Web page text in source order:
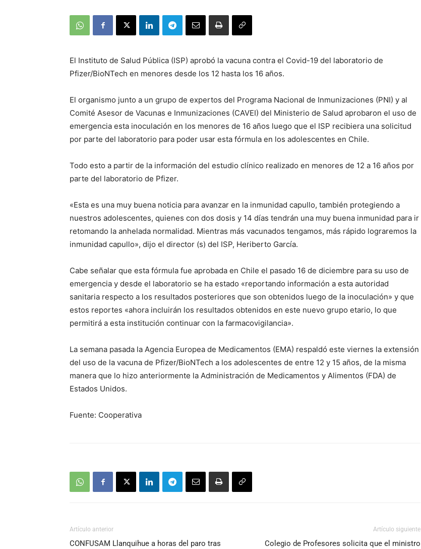
El Instituto de Salud Pública (ISP) aprobó la vacuna contra el Covid-19 del laboratorio de
Pfizer/BioNTech en menores desde los 12 hasta los 16 años.
El organismo junto a un grupo de expertos del Programa Nacional de Inmunizaciones (PNI) y al
Comité Asesor de Vacunas e Inmunizaciones (CAVEI) del Ministerio de Salud aprobaron el uso de
emergencia esta inoculación en los menores de 16 años luego que el ISP recibiera una solicitud
por parte del laboratorio para poder usar esta fórmula en los adolescentes en Chile.
Todo esto a partir de la información del estudio clínico realizado en menores de 12 a 16 años por
parte del laboratorio de Pfizer.
«Esta es una muy buena noticia para avanzar en la inmunidad capullo, también protegiendo a
nuestros adolescentes, quienes con dos dosis y 14 días tendrán una muy buena inmunidad para ir
retomando la anhelada normalidad. Mientras más vacunados tengamos, más rápido lograremos la
inmunidad capullo», dijo el director (s) del ISP, Heriberto García.
Cabe señalar que esta fórmula fue aprobada en Chile el pasado 16 de diciembre para su uso de
emergencia y desde el laboratorio se ha estado «reportando información a esta autoridad
sanitaria respecto a los resultados posteriores que son obtenidos luego de la inoculación» y que
estos reportes «ahora incluirán los resultados obtenidos en este nuevo grupo etario, lo que
permitirá a esta institución continuar con la farmacovigilancia».
La semana pasada la Agencia Europea de Medicamentos (EMA) respaldó este viernes la extensión
del uso de la vacuna de Pfizer/BioNTech a los adolescentes de entre 12 y 15 años, de la misma
manera que lo hizo anteriormente la Administración de Medicamentos y Alimentos (FDA) de
Estados Unidos.
Fuente: Cooperativa
Artículo anterior
CONFUSAM Llanquihue a horas del paro tras
Artículo siguiente
Colegio de Profesores solicita que el ministro